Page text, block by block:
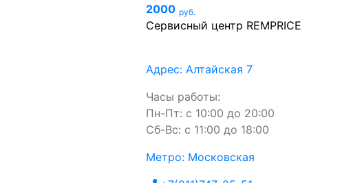
2000 руб.
Сервисный центр REMPRICE
Адрес: Алтайская 7
Часы работы:
Пн-Пт: с 10:00 до 20:00
Сб-Вс: с 11:00 до 18:00
Метро: Московская